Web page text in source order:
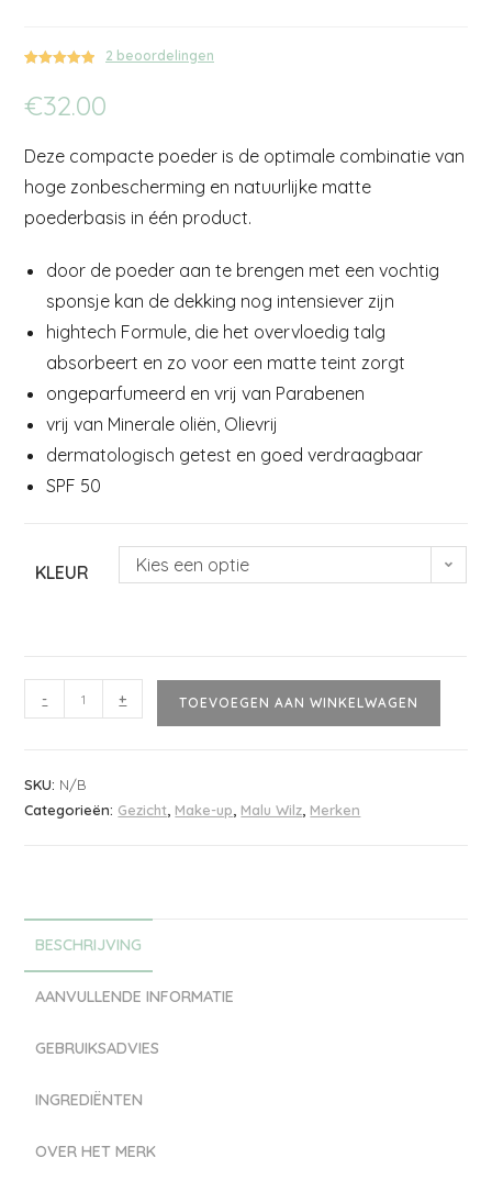
5.00op 5
gebaseerd
waarderinge
n
2 beoordelingen
€32.00
Deze compacte poeder is de optimale combinatie van
hoge zonbescherming en natuurlijke matte
poederbasis in één product.
door de poeder aan te brengen met een vochtig
sponsje kan de dekking nog intensiever zijn
hightech Formule, die het overvloedig talg
absorbeert en zo voor een matte teint zorgt
ongeparfumeerd en vrij van Parabenen
vrij van Minerale oliën, Olievrij
dermatologisch getest en goed verdraagbaar
SPF 50
KLEUR Kies een optie
- + TOEVOEGEN AAN WINKELWAGEN
SKU: N/B
Categorieën: Gezicht Make-up Malu Wilz Merken
BESCHRIJVING
AANVULLENDE INFORMATIE
GEBRUIKSADVIES
INGREDIËNTEN
OVER HET MERK